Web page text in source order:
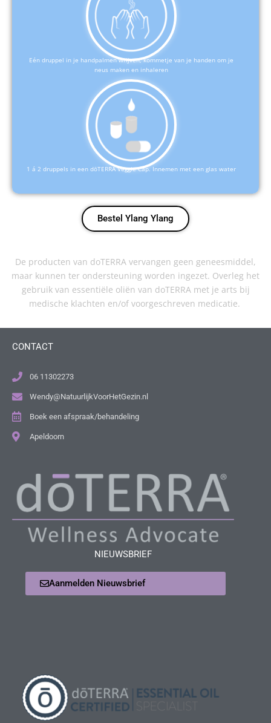
Eén druppel in je handpalmen wrijven, kommetje van je handen om je
neus maken en inhaleren
1 á 2 druppels in een dōTERRA Veggie Cap. Innemen met een glas water
Bestel Ylang Ylang
De producten van doTERRA vervangen geen geneesmiddel,
maar kunnen ter ondersteuning worden ingezet. Overleg het
gebruik van essentiële oliën van doTERRA met je arts bij
medische klachten en/of voorgeschreven medicatie.
CONTACT
06 11302273
Wendy@NatuurlijkVoorHetGezin.nl
Boek een afspraak/behandeling
Apeldoorn
NIEUWSBRIEF
Aanmelden Nieuwsbrief